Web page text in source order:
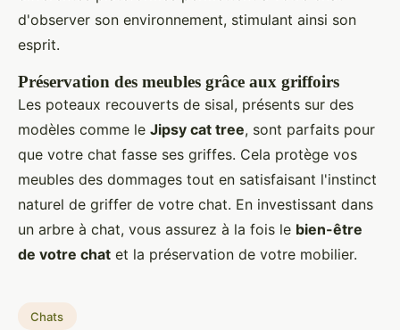
d'observer son environnement, stimulant ainsi son
esprit.
Préservation des meubles grâce aux griffoirs
Les poteaux recouverts de sisal, présents sur des
modèles comme le Jipsy cat tree, sont parfaits pour
que votre chat fasse ses griffes. Cela protège vos
meubles des dommages tout en satisfaisant l'instinct
naturel de griffer de votre chat. En investissant dans
un arbre à chat, vous assurez à la fois le bien-être
de votre chat et la préservation de votre mobilier.
Chats